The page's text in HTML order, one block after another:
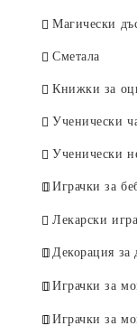
Детски
Плажни
Ракети за
Фризбита
Играчки
Надуваеми
Детски
Магически
Сметала
Книжки за
Ученически
Ученически
Играчки за
Музикални
Дрънкалки
Гризалки
Лекарски
Декорация за
Детски
Играчки за
Кухненски
Играчки за